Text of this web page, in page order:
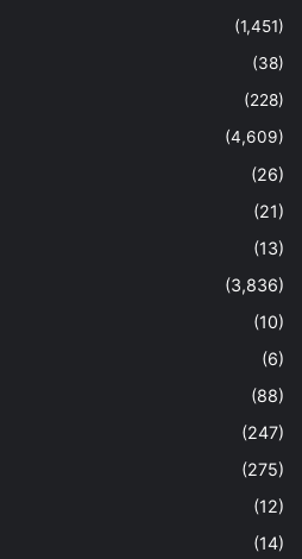
(1,451)
(38)
(228)
(4,609)
(26)
(21)
(13)
(3,836)
(10)
(6)
(88)
(247)
(275)
(12)
(14)